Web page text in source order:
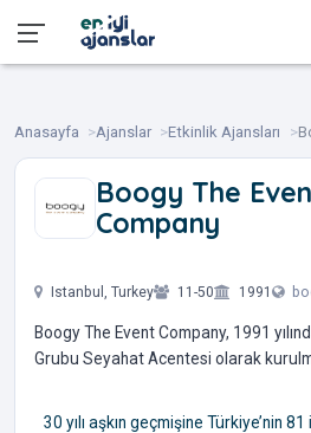
Anasayfa Ajanslar Etkinlik Ajansları
Boogy The
Company
Istanbul, Turkey 11-50 1991
Boogy The Event Company, 1991
Grubu Seyahat Acentesi olarak
30 yılı aşkın geçmişine Türkiye’nin